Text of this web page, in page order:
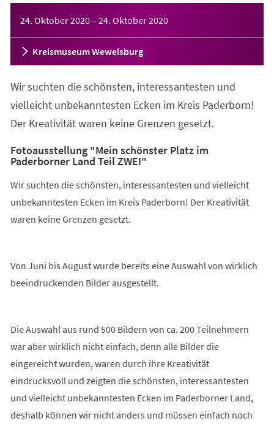
24. Oktober 2020– 24. Oktober 2020
Kreismuseum Wewelsburg
Wir suchten die schönsten, interessantesten und
vielleicht unbekanntesten Ecken im Kreis Paderborn!
Der Kreativität waren keine Grenzen gesetzt.
Fotoausstellung "Mein schönster Platz im
Paderborner Land Teil ZWEI"
Wir suchten die schönsten, interessantesten und vielleicht
unbekanntesten Ecken im Kreis Paderborn! Der Kreativität
waren keine Grenzen gesetzt.
Von Juni bis August wurde bereits eine Auswahl von wirklich
beeindruckenden Bilder ausgestellt.
Die Auswahl aus rund 500 Bildern von ca. 200 Teilnehmern
war aber wirklich nicht einfach, denn alle Bilder die
eingereicht wurden, waren durch ihre Kreativität
eindrucksvoll und zeigten die schönsten, interessantesten
und vielleicht unbekanntesten Ecken im Paderborner Land,
deshalb können wir nicht anders und müssen einfach noch